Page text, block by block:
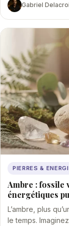
Gabriel
PIERRES &
Ambre : fossile
énergétiques
L’ambre, plus
le temps.